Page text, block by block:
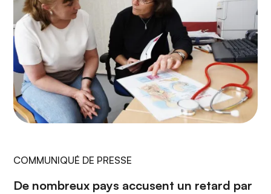
COMMUNIQUÉ DE PRESSE
De nombreux pays accusent un retard par